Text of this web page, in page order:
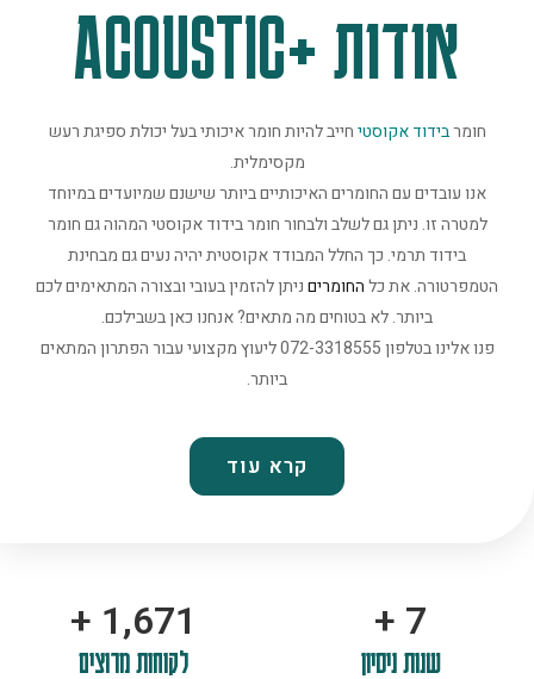
אודות +ACOUSTIC
חומרבידוד אקוסטיחייב להיות חומר איכותי בעל יכולת ספיגת רעש
מקסימלית.
אנו עובדים עם החומרים האיכותיים ביותר שישנם שמיועדים במיוחד
למטרה זו. ניתן גם לשלב ולבחור חומר בידוד אקוסטי המהוה גם חומר
בידוד תרמי. כך החלל המבודד אקוסטית יהיה נעים גם מבחינת
הטמפרטורה. את כלהחומריםניתן להזמין בעובי ובצורה המתאימים לכם
ביותר. לא בטוחים מה מתאים? אנחנו כאן בשבילכם.
פנו אלינו בטלפון 072-3318555 ליעוץ מקצועי עבור הפתרון המתאים
ביותר.
קרא עוד
10
+
שנות ניסיון
2,100
+
לקוחות מרוצים